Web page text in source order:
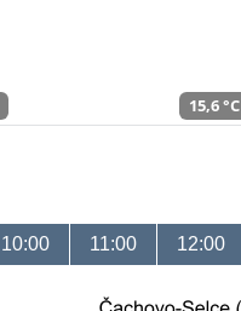
15,6 °C
10:00 11:00 12:00